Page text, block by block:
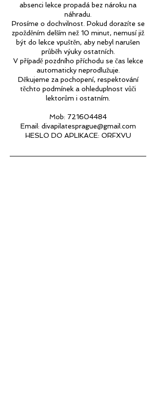
absenci lekce propadá bez nároku na
náhradu.
Prosíme o dochvilnost. Pokud dorazíte se
zpožděním delším než 10 minut, nemusí již
být do lekce vpuštěn, aby nebyl narušen
průběh výuky ostatních.
V případě pozdního příchodu se čas lekce
automaticky neprodlužuje.
Děkujeme za pochopení, respektování
těchto podmínek a ohleduplnost vůči
lektorům i ostatním.
Mob: 721604484
Email: divapilatesprague@gmail.com